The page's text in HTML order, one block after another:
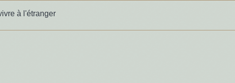
à l'étranger